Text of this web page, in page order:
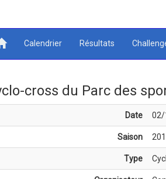
Calendrier Résultats
cross du Parc des
Date 02/
Saison
Type